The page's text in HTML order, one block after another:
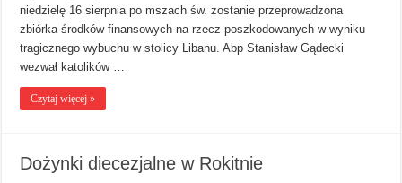
niedzielę 16 sierpnia po mszach św. zostanie przeprowadzona
zbiórka środków finansowych na rzecz poszkodowanych w wyniku
tragicznego wybuchu w stolicy Libanu. Abp Stanisław Gądecki
wezwał katolików …
Czytaj więcej »
Dożynki diecezjalne w Rokitnie